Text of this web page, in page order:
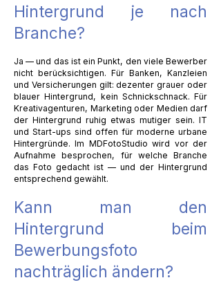
Hintergrund je nach
Branche?
Ja — und das ist ein Punkt, den viele Bewerber
nicht berücksichtigen. Für Banken, Kanzleien
und Versicherungen gilt: dezenter grauer oder
blauer Hintergrund, kein Schnickschnack. Für
Kreativagenturen, Marketing oder Medien darf
der Hintergrund ruhig etwas mutiger sein. IT
und Start-ups sind offen für moderne urbane
Hintergründe. Im MDFotoStudio wird vor der
Aufnahme besprochen, für welche Branche
das Foto gedacht ist — und der Hintergrund
entsprechend gewählt.
Kann man den
Hintergrund beim
Bewerbungsfoto
nachträglich ändern?